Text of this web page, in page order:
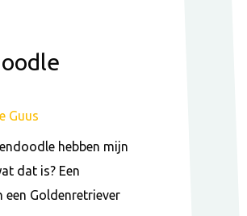
Guus
hebben mijn
dat is? Een
een Goldenretriever